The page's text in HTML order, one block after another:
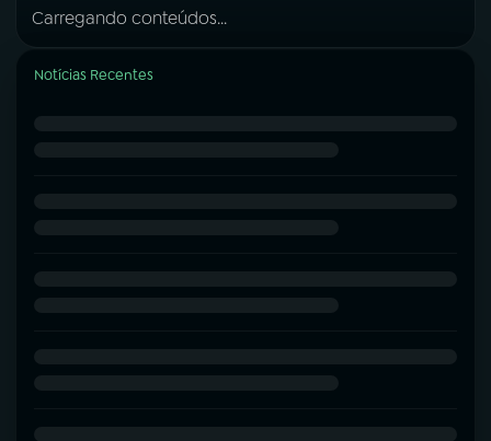
Carregando conteúdos...
Notícias Recentes